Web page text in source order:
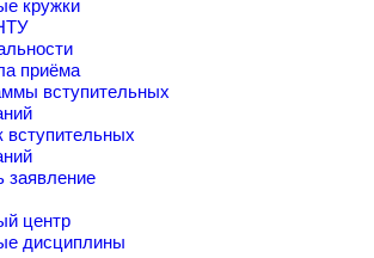
кружки
приёма
вступительных
вступительных
заявление
центр
дисциплины